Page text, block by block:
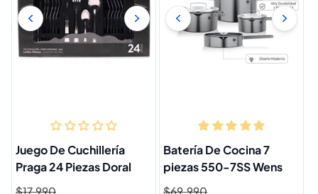
Juego De Cuchillería
Praga 24 Piezas Doral
Precio
$17.990
Precio
Batería De Cocina 7
piezas 550-7SS Wens
Precio
$69.990
Precio